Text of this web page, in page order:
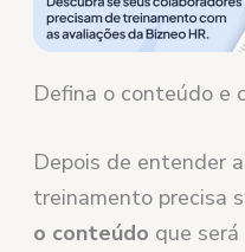
Defina o conteúdo e
Depois de entender
treinamento precisa
o conteúdo que